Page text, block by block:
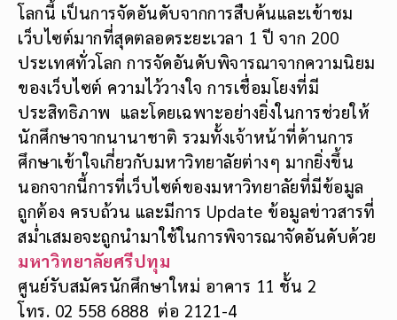
โลกนี้ เป็นการจัดอันดับจากการสืบค้นและเข้าชม
เว็บไซต์มากที่สุดตลอดระยะเวลา 1 ปี จาก 200
ประเทศทั่วโลก การจัดอันดับพิจารณาจากความนิยม
ของเว็บไซต์ ความไว้วางใจ การเชื่อมโยงที่มี
ประสิทธิภาพ และโดยเฉพาะอย่างยิ่งในการช่วยให้
นักศึกษาจากนานาชาติ รวมทั้งเจ้าหน้าที่ด้านการ
ศึกษาเข้าใจเกี่ยวกับมหาวิทยาลัยต่างๆ มากยิ่งขึ้น
นอกจากนี้การที่เว็บไซต์ของมหาวิทยาลัยที่มีข้อมูล
ถูกต้อง ครบถ้วน และมีการ Update ข้อมูลข่าวสารที่
สม่ำเสมอจะถูกนำมาใช้ในการพิจารณาจัดอันดับด้วย
มหาวิทยาลัยศรีปทุม
ศูนย์รับสมัครนักศึกษาใหม่ อาคาร 11 ชั้น 2
โทร. 02 558 6888 ต่อ 2121-4